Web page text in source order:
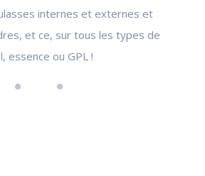
internes et externes et
et ce, sur tous les types de
essence ou GPL !